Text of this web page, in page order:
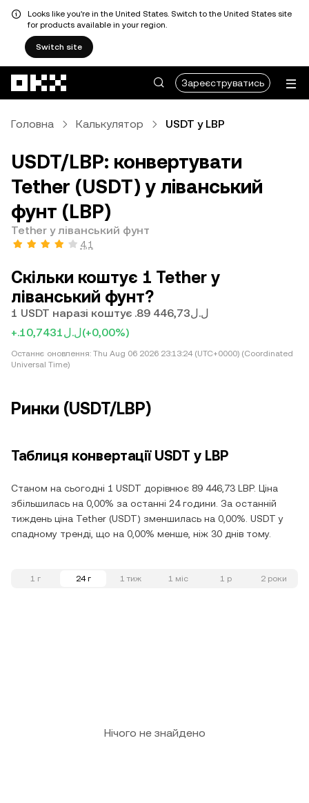
Looks like you're in the United States. Switch to the United States site
for products available in your region.
Switch site
Зареєструватись
Головна Калькулятор USDT у LBP
USDT/LBP: конвертувати
Tether (USDT) у ліванський
фунт (LBP)
Tether у ліванський фунт
4,1
Скільки коштує 1 Tether у
ліванський фунт?
1 USDT наразі коштує .ل.ل89 446,73
+.ل.ل10,7431(+0,00%)
Останнє оновлення: Thu Aug 06 2026 23:13:24 (UTC+0000) (Coordinated
Universal Time)
Ринки (USDT/LBP)
Таблиця конвертації USDT у LBP
Станом на сьогодні 1 USDT дорівнює 89 446,73 LBP. Ціна
збільшилась на 0,00% за останні 24 години. За останній
тиждень ціна Tether (USDT) зменшилась на 0,00%. USDT у
спадному тренді, що на 0,00% менше, ніж 30 днів тому.
1 г 24 г 1 тиж 1 міс 1 р 2 роки
Нічого не знайдено